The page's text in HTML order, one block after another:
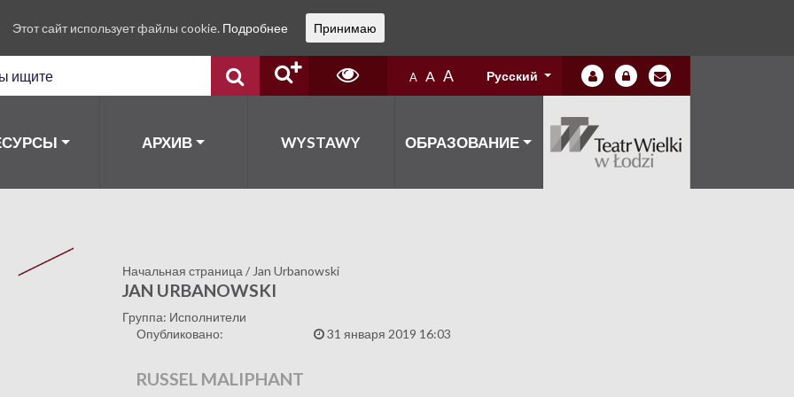
A A A Русский
АРХИВ WYSTAWY ОБРАЗОВАНИЕ
Начальная страница / Jan Urbanowski
JAN URBANOWSKI
Группа: Исполнители
Опубликовано:
31 января 2019 16:03
RUSSEL MALIPHANT
Этот сайт использует файлы cookie. Подробнее Принимаю